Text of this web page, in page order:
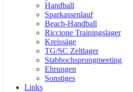
Handball
Sparkassenlauf
Beach-Handball
Riccione Trainingslager
Kreissäge
TG/SC Zeltlager
Stabhochsprungmeeting
Ehrungen
Sonstiges
Links